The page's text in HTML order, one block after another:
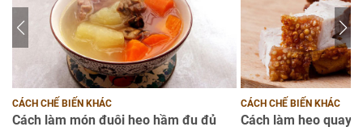
CÁCH CHẾ BIẾN KHÁC
Cách làm món đuôi heo hầm đu đủ
CÁCH CHẾ BIẾN KHÁC
Cách làm heo quay